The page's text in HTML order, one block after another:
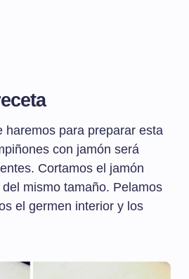
haremos para preparar esta
con jamón será
Cortamos el jamón
mismo tamaño. Pelamos
el germen interior y los